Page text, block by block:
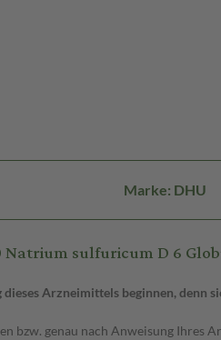
Marke: DHU
sulfuricum D 6
Arzneimittels beginnen, denn
bzw. genau nach Anweisung Ihres